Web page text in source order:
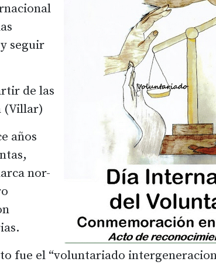
seguir
de las
(Villar)
años
nor-
fue el “voluntariado